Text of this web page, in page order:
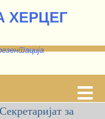
ХЕРЦЕГ
Секретаријат за